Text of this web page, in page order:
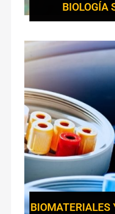
BIOLOGÍA
BIOMATERIALES